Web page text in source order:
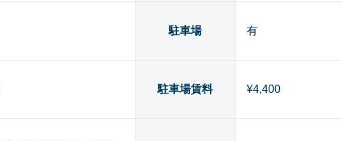
駐車場 有
駐車場賃料 ¥4,400